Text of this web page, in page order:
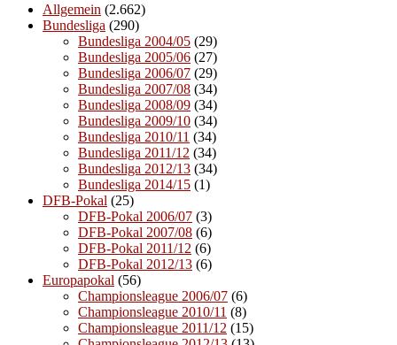
Allgemein (2.662)
Bundesliga (290)
Bundesliga 2004/05 (29)
Bundesliga 2005/06 (27)
Bundesliga 2006/07 (29)
Bundesliga 2007/08 (34)
Bundesliga 2008/09 (34)
Bundesliga 2009/10 (34)
Bundesliga 2010/11 (34)
Bundesliga 2011/12 (34)
Bundesliga 2012/13 (34)
Bundesliga 2014/15 (1)
DFB-Pokal (25)
DFB-Pokal 2006/07 (3)
DFB-Pokal 2007/08 (6)
DFB-Pokal 2011/12 (6)
DFB-Pokal 2012/13 (6)
Europapokal (56)
Championsleague 2006/07 (6)
Championsleague 2010/11 (8)
Championsleague 2011/12 (15)